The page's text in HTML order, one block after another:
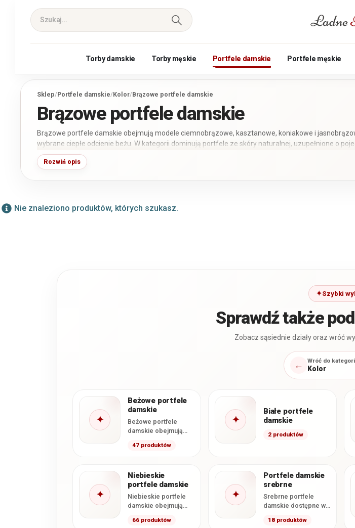
Torby damskie Torby męskie Portfele damskie Portfele męskie
Sklep/Portfele damskie/Kolor/Brązowe portfele damskie
Brązowe portfele damskie
Brązowe portfele damskie obejmują modele ciemnobrązowe, kasztanowe, koniakowe i
wybrane ciepłe odcienie beżu. W kategorii dominują portfele ze skóry naturalnej, uzupełnione o
z miękkiej skóry ekologicznej. Szczególnie dużym zainteresowaniem cieszą się pojemne modele z
wnętrzem i kieszenią na monety zapinaną na zamek.
Rozwiń opis
Nie znaleziono produktów, których szukasz.
Szybki
Sprawdź także
Zobacz sąsiednie działy oraz wróć
← Wróć do
Kolor
✦
Beżowe portfele
damskie
Beżowe portfele
damskie obejmują
ecru, taupe i w
dominują…
47 produktów
✦
Białe portfele
damskie
2 produktów
✦
Niebieskie
portfele damskie
Niebieskie portfele
damskie obejmują
kobaltowe, błękitne,
66 produktów
✦
Portfele damskie
srebrne
Srebrne portfele
damskie dostępne w
wykonano ze skóry
18 produktów